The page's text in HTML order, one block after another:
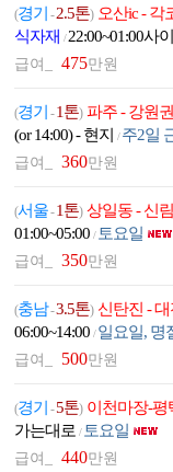
(경기 -2.5톤) 오산ic - 각
식자재/ 22:00~01:00사
급여_475만원
(경기 -1톤) 파주 - 강원
(or 14:00) - 현지/ 주2일
급여_360만원
(서울-1톤) 상일동 - 신
01:00~05:00/ 토요일
급여_350만원
(충남-3.5톤) 신탄진 -
06:00~14:00/ 일요일, 명
급여_ 500만원
(경기 -5톤) 이천마장-
가는대로/ 토요일
급여_440만원